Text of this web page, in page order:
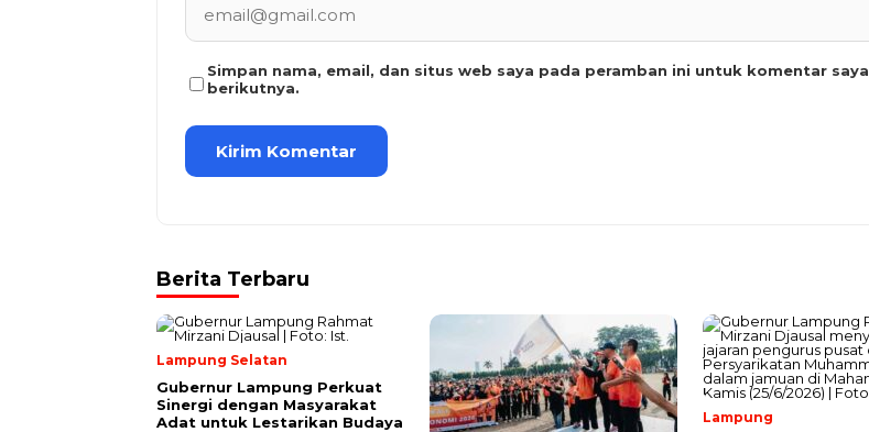
Simpan nama, email, dan situs web saya pada peramban ini untuk komentar saya
berikutnya.
Berita Terbaru
Lampung Selatan
Gubernur Lampung Perkuat
Sinergi dengan Masyarakat
Adat untuk Lestarikan Budaya
Lampung